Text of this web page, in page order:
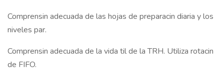
Comprensin adecuada de las hojas de preparacin diaria y los
niveles par.
Comprensin adecuada de la vida til de la TRH. Utiliza rotacin
de FIFO.